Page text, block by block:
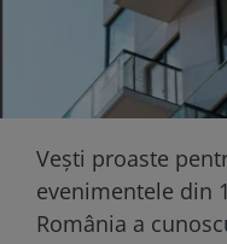
Vești proaste
evenimentele din
România a